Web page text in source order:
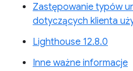
Zastępowanie typów
dotyczących klienta
Lighthouse 12.8.0
Inne ważne informacje